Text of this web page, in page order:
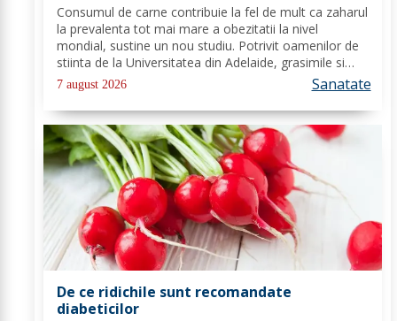
Consumul de carne contribuie la fel de mult ca zaharul
la prevalenta tot mai mare a obezitatii la nivel
mondial, sustine un nou studiu. Potrivit oamenilor de
stiinta de la Universitatea din Adelaide, grasimile si
carbohidratii ne pot oferi suficienta energie pentru a
satisface cererile...
7 august 2026 Sanatate
De ce ridichile sunt recomandate
diabeticilor